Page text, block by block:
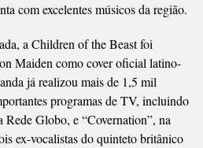
com excelentes músicos da região.
a Children of the Beast foi
Maiden como cover oficial latino-
já realizou mais de 1,5 mil
programas de TV, incluindo
Rede Globo, e “Covernation”, na
ex-vocalistas do quinteto britânico